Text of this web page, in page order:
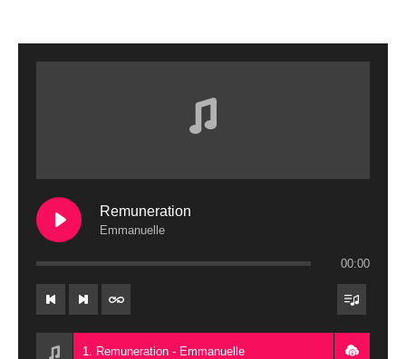
Remuneration
Emmanuelle
00:00
1. Remuneration - Emmanuelle